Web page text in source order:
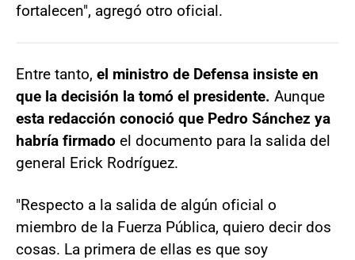
fortalecen", agregó otro oficial.
Entre tanto, el ministro de Defensa insiste en
que la decisión la tomó el presidente. Aunque
esta redacción conoció que Pedro Sánchez ya
habría firmado el documento para la salida del
general Erick Rodríguez.
"Respecto a la salida de algún oficial o
miembro de la Fuerza Pública, quiero decir dos
cosas. La primera de ellas es que soy